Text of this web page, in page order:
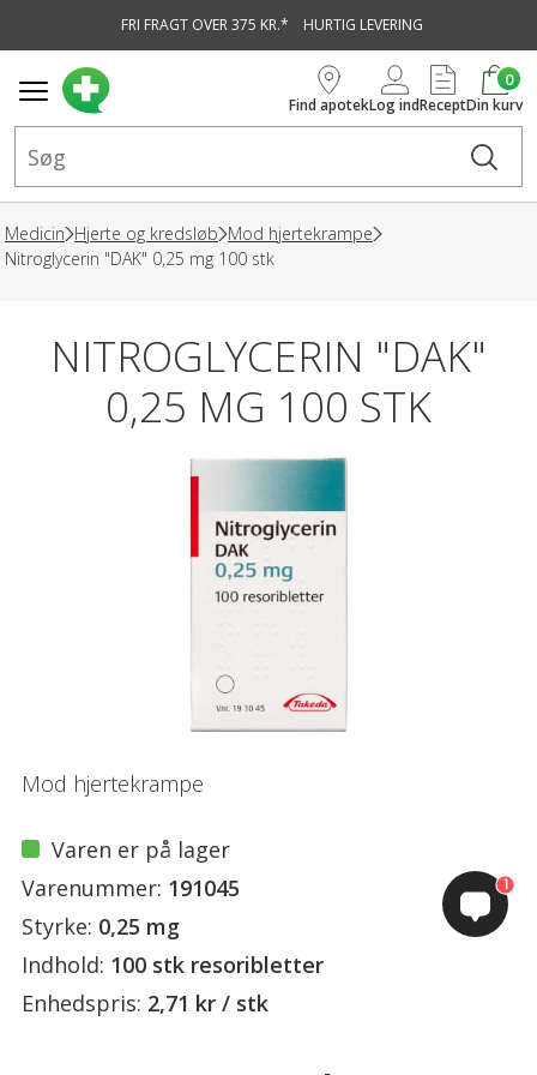
FRI FRAGT OVER 375 KR.* HURTIG LEVERING
Find apotekLog indRecept
0
Din kurv
Medicin Hjerte og kredsløb Mod hjertekrampe
Nitroglycerin "DAK" 0,25 mg 100 stk
NITROGLYCERIN "DAK"
0,25 MG 100 STK
Mod hjertekrampe
Varen er på lager
Varenummer: 191045
Styrke: 0,25 mg
Indhold: 100 stk resoribletter
Enhedspris: 2,71 kr / stk
1